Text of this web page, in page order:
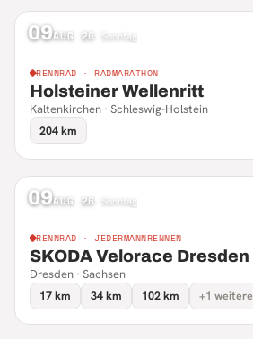
09AUG 26 Sonntag
RENNRAD · RADMARATHON
Holsteiner Wellenritt
Kaltenkirchen · Schleswig-Holstein
204 km
09AUG 26 Sonntag
RENNRAD · JEDERMANNRENNEN
SKODA Velorace Dresden
Dresden · Sachsen
17 km
34 km 102 km +1 weitere